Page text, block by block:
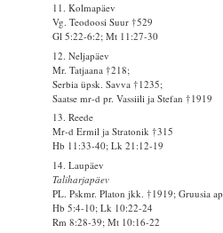
11. Kolmapäev
Vg. Teodoosi Suur †529
Gl 5:22-6:2; Mt 11:27-30
12. Neljapäev
Mr. Tatjaana †218;
Serbia üpsk. Savva †1235;
Saatse mr-d pr. Vassiili ja Stefan †1919
13. Reede
Mr-d Ermil ja Stratonik †315
Hb 11:33-40; Lk 21:12-19
14. Laupäev
Taliharjapäev
PL. Pskmr. Platon jkk. †1919; Gruusia
Hb 5:4-10; Lk 10:22-24
Rm 8:28-39; Mt 10:16-22